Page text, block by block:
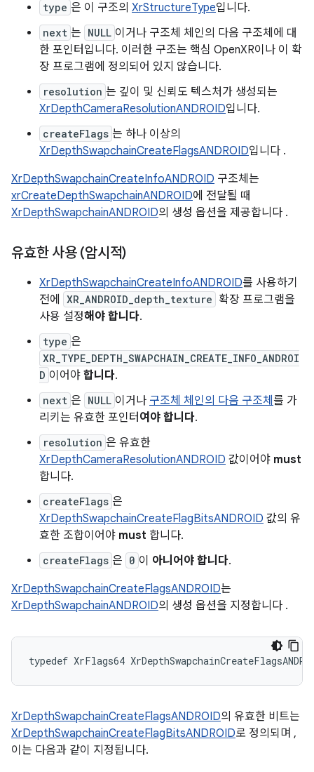
type 은 이 구조의 XrStructureType입니다.
next 는 NULL 이거나 구조체 체인의 다음 구조체에 대
한 포인터입니다. 이러한 구조는 핵심 OpenXR이나 이 확
장 프로그램에 정의되어 있지 않습니다.
resolution 는 깊이 및 신뢰도 텍스처가 생성되는
XrDepthCameraResolutionANDROID입니다.
createFlags 는 하나 이상의
XrDepthSwapchainCreateFlagsANDROID입니다 .
XrDepthSwapchainCreateInfoANDROID 구조체는
xrCreateDepthSwapchainANDROID에 전달될 때
XrDepthSwapchainANDROID의 생성 옵션을 제공합니다 .
유효한 사용 (암시적)
XrDepthSwapchainCreateInfoANDROID를 사용하기
전에
XR_ANDROID_depth_texture 확장 프로그램을
사용 설정해야 합니다.
type 은
XR_TYPE_DEPTH_SWAPCHAIN_CREATE_INFO_ANDROI
D 이어야 합니다.
next 은 NULL 이거나 구조체 체인의 다음 구조체 를 가
리키는 유효한 포인터 여야 합니다.
resolution 은 유효한
XrDepthCameraResolutionANDROID 값이어야 must
합니다.
createFlags 은
XrDepthSwapchainCreateFlagBitsANDROID 값의 유
효한 조합이어야 must 합니다.
createFlags 은 0 이 아니어야 합니다.
XrDepthSwapchainCreateFlagsANDROID는
XrDepthSwapchainANDROID의 생성 옵션을 지정합니다 .
typedef XrFlags64
XrDepthSwapchainCreateFlagsANDROID의 유효한 비트는
XrDepthSwapchainCreateFlagBitsANDROID로 정의되며 ,
이는 다음과 같이 지정됩니다.